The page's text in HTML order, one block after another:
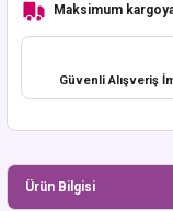
Maksimum
Güvenli Alışveriş
Ürün Bilgisi